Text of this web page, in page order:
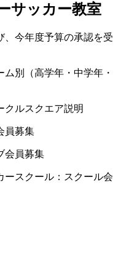
サッカー教室
、今年度予算の承認を受
別（高学年・中学年・
ルスクエア説明
員募集
会員募集
スクール：スクール会